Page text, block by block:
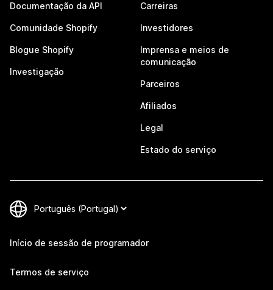
Documentação da API
Comunidade Shopify
Blogue Shopify
Investigação
Carreiras
Investidores
Imprensa e meios de
comunicação
Parceiros
Afiliados
Legal
Estado do serviço
Início de sessão de programador
Termos de serviço